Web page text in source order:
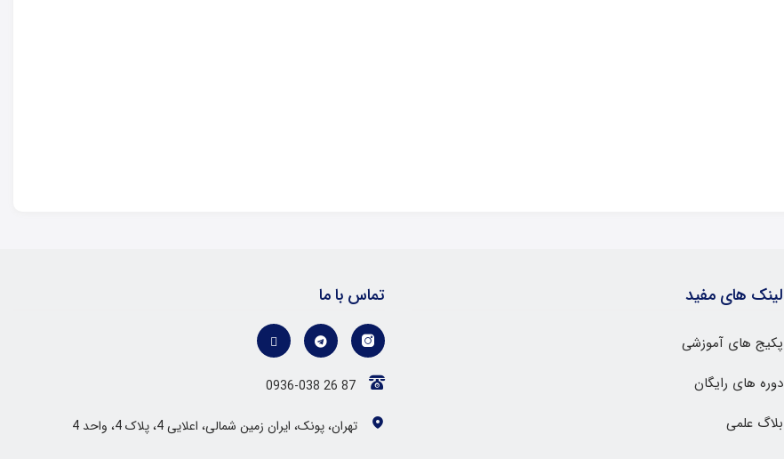
لینک های مفید
پکیج های آموزشی
دوره های رایگان
بلاگ علمی
تماس با ما
0936-038 26 87
تهران، پونک، ایران زمین شمالی، اعلایی 4، پلاک 4، واحد 4